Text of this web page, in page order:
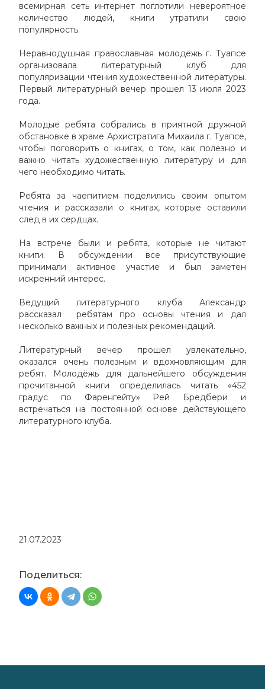
всемирная сеть интернет поглотили невероятное
количество людей, книги утратили свою
популярность.
Неравнодушная православная молодёжь г. Туапсе
организовала литературный клуб для
популяризации чтения художественной литературы.
Первый литературный вечер прошел 13 июля 2023
года.
Молодые ребята собрались в приятной дружной
обстановке в храме Архистратига Михаила г. Туапсе,
чтобы поговорить о книгах, о том, как полезно и
важно читать художественную литературу и для
чего необходимо читать.
Ребята за чаепитием поделились своим опытом
чтения и рассказали о книгах, которые оставили
след в их сердцах.
На встрече были и ребята, которые не читают
книги. В обсуждении все присутствующие
принимали активное участие и был заметен
искренний интерес.
Ведущий литературного клуба Александр
рассказал
ребятам про основы чтения и дал
несколько важных и полезных рекомендаций.
Литературный вечер прошел увлекательно,
оказался очень полезным и вдохновляющим для
ребят. Молодёжь для дальнейшего обсуждения
прочитанной книги определилась читать «452
градус по Фаренгейту» Рей Бредбери и
встречаться на постоянной основе действующего
литературного клуба.
21.07.2023
Поделиться: